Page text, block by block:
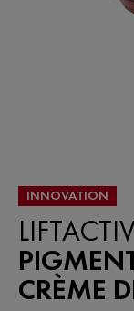
INNOVATION
CRÈME